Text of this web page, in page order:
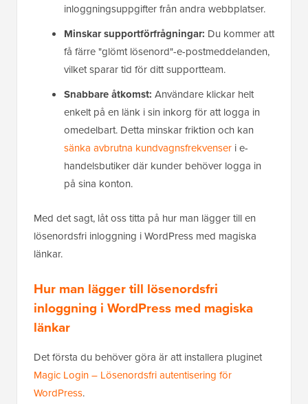
inloggningsuppgifter från andra webbplatser.
Minskar supportförfrågningar: Du kommer att
få färre "glömt lösenord"-e-postmeddelanden,
vilket sparar tid för ditt supportteam.
Snabbare åtkomst: Användare klickar helt
enkelt på en länk i sin inkorg för att logga in
omedelbart. Detta minskar friktion och kan
sänka avbrutna kundvagnsfrekvenser i e-
handelsbutiker där kunder behöver logga in
på sina konton.
Med det sagt, låt oss titta på hur man lägger till en
lösenordsfri inloggning i WordPress med magiska
länkar.
Hur man lägger till lösenordsfri
inloggning i WordPress med magiska
länkar
Det första du behöver göra är att installera pluginet
Magic Login – Lösenordsfri autentisering för
WordPress.